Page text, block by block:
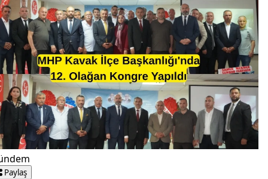
Paylaş